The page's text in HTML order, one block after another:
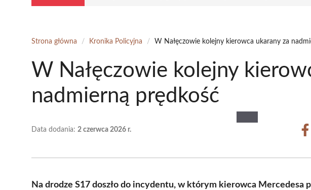
Strona główna / Kronika Policyjna / W Nałęczowie kolejny kierowca ukarany za
W Nałęczowie kolejny
nadmierną prędkość
Data dodania: 2 czerwca 2026 r.
Na drodze S17 doszło do incydentu, w którym kierowca Mercedesa